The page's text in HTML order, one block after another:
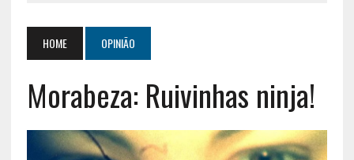
HOME OPINIÃO
Morabeza: Ruivinhas ninja!